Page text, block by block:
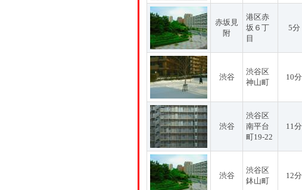
赤坂見
附
港区赤
坂６丁
目
5分
渋谷
渋谷区
神山町
10分
渋谷
渋谷区
南平台
町19-22
11分
渋谷
渋谷区
鉢山町
12分